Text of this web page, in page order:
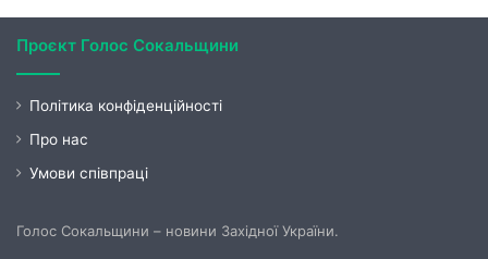
Проєкт Голос Сокальщини
Політика конфіденційності
Про нас
Умови співпраці
Голос Сокальщини – новини Західної України.